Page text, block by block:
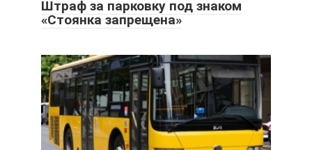
Штраф за парковку под знаком
«Стоянка запрещена»